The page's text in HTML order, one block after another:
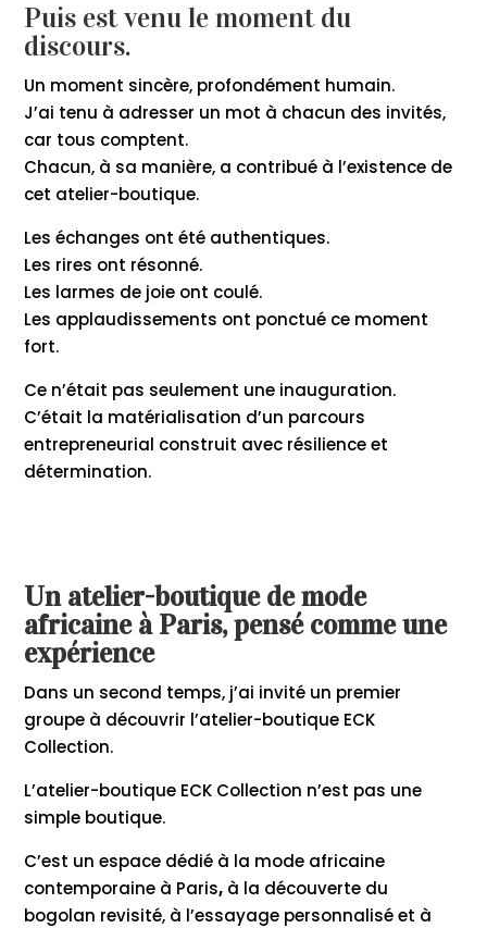
Puis est venu le moment du
discours.
Un moment sincère, profondément humain.
J’ai tenu à adresser un mot à chacun des invités,
car tous comptent.
Chacun, à sa manière, a contribué à l’existence de
cet atelier-boutique.
Les échanges ont été authentiques.
Les rires ont résonné.
Les larmes de joie ont coulé.
Les applaudissements ont ponctué ce moment
fort.
Ce n’était pas seulement une inauguration.
C’était la matérialisation d’un parcours
entrepreneurial construit avec résilience et
détermination.
Un atelier-boutique de mode
africaine à Paris, pensé comme une
expérience
Dans un second temps, j’ai invité un premier
groupe à découvrir l’atelier-boutique ECK
Collection.
L’atelier-boutique ECK Collection n’est pas une
simple boutique.
C’est un espace dédié à la mode africaine
contemporaine à Paris, à la découverte du
bogolan revisité, à l’essayage personnalisé et à